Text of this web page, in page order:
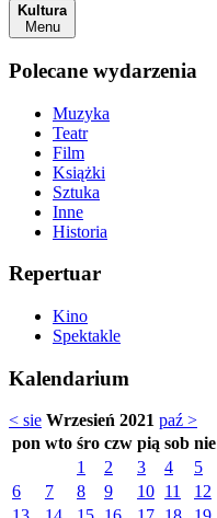
Kultura
Menu
Polecane wydarzenia
Muzyka
Teatr
Film
Książki
Sztuka
Inne
Historia
Repertuar
Kino
Spektakle
Kalendarium
< sie Wrzesień 2021 paź >
pon wto śro czw pią sob nie
1
2 3 4
5
6
7 8 9 10 11
12